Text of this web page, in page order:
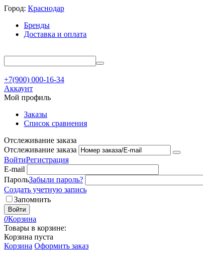
Город: Краснодар
Бренды
Доставка и оплата
+7(900) 000-16-34
Аккаунт
Мой профиль
Заказы
Список сравнения
Отслеживание заказа
Отслеживание заказа
ВойтиРегистрация
E-mail
ПарольЗабыли пароль?
Создать учетную запись
Запомнить
Войти
0Корзина
Товары в корзине:
Корзина пуста
Корзина Оформить заказ